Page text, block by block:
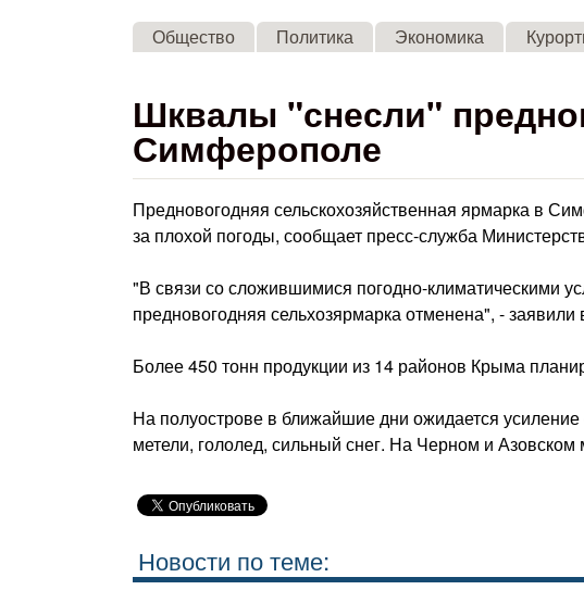
Общество Политика Экономика
Шквалы "снесли"
Симферополе
Предновогодняя сельскохозяйственная ярмарка в
за плохой погоды, сообщает пресс-служба
"В связи со сложившимися погодно-климатическими
предновогодняя сельхозярмарка отменена", -
Более 450 тонн продукции из 14 районов Крыма
На полуострове в ближайшие дни ожидается
метели, гололед, сильный снег. На Черном и
Новости по теме: